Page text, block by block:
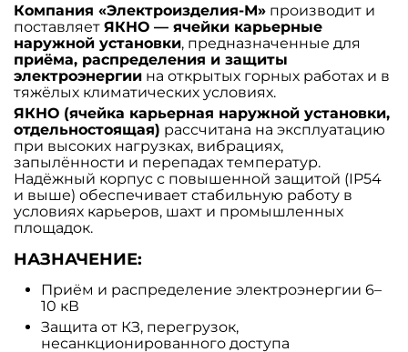
Компания «Электроизделия-М» производит и
поставляет ЯКНО — ячейки карьерные
наружной установки, предназначенные для
приёма, распределения и защиты
электроэнергии на открытых горных работах и в
тяжёлых климатических условиях.
ЯКНО (ячейка карьерная наружной установки,
отдельностоящая) рассчитана на эксплуатацию
при высоких нагрузках, вибрациях,
запылённости и перепадах температур.
Надёжный корпус с повышенной защитой (IP54
и выше) обеспечивает стабильную работу в
условиях карьеров, шахт и промышленных
площадок.
НАЗНАЧЕНИЕ:
Приём и распределение электроэнергии 6–
10 кВ
Защита от КЗ, перегрузок,
несанкционированного доступа